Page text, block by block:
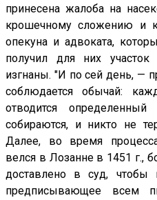
принесена жалоба на
крошечному сложению и
опекуна и адвоката,
получил для них
изгнаны. "И по сей день, —
соблюдается обычай:
отводится
собираются, и никто не
Далее, во время
велся в Лозанне в 1451 г.,
доставлено в суд, чтобы
предписывающее всем